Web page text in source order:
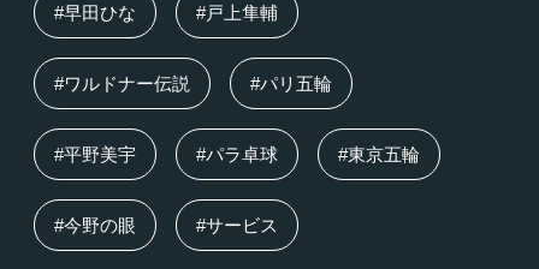
#早田ひな #戸上隼輔
#ワルドナー伝説 #パリ五輪
#平野美宇 #パラ卓球 #東京五輪
#今野の眼 #サービス